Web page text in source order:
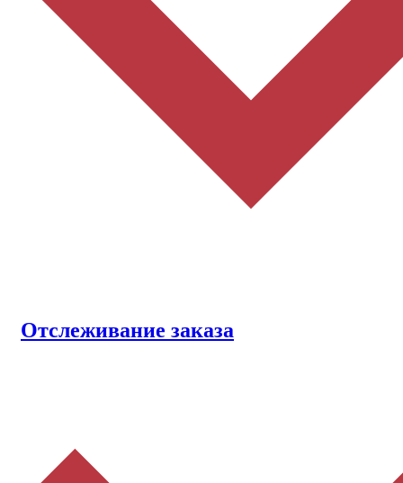
Отслеживание заказа